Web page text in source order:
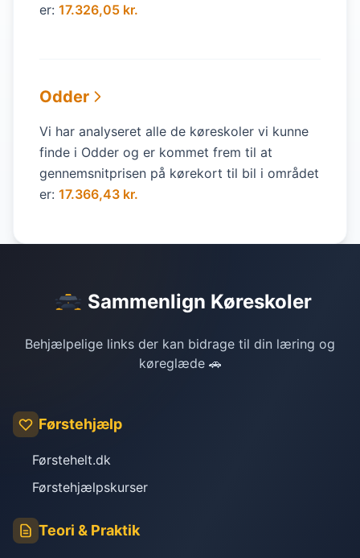
er: 17.326,05 kr.
Odder
Vi har analyseret alle de køreskoler vi kunne
finde i Odder og er kommet frem til at
gennemsnitprisen på kørekort til bil i området
er: 17.366,43 kr.
Sammenlign Køreskoler
Behjælpelige links der kan bidrage til din læring og
køreglæde 🚗
Førstehjælp
Førstehelt.dk
Førstehjælpskurser
Teori & Praktik